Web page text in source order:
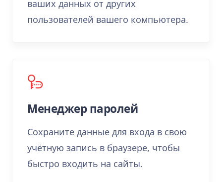
ваших данных от других
пользователей вашего компьютера.
Менеджер паролей
Сохраните данные для входа в свою
учётную запись в браузере, чтобы
быстро входить на сайты.